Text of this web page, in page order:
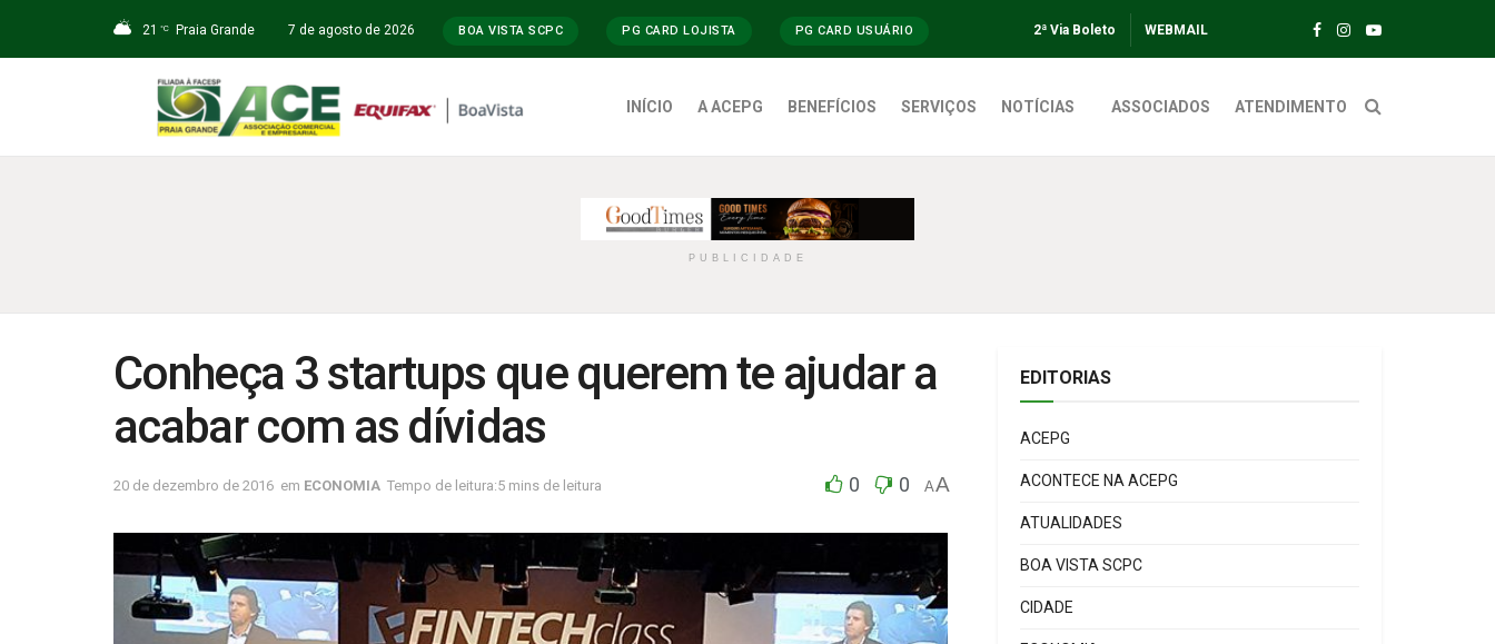
21 °C Praia Grande 7 de agosto de 2026 BOA VISTA SCPC PG CARD LOJISTA PG CARD USUÁRIO 2ª Via Boleto WEBMAIL
INÍCIO A ACEPG BENEFÍCIOS SERVIÇOS NOTÍCIAS ASSOCIADOS ATENDIMENTO
PUBLICIDADE
Conheça 3 startups que querem te ajudar a
acabar com as dívidas
20 de dezembro de 2016 em ECONOMIA Tempo de leitura:5 mins de leitura 0 0 AA
EDITORIAS
ACEPG
ACONTECE NA ACEPG
ATUALIDADES
BOA VISTA SCPC
CIDADE